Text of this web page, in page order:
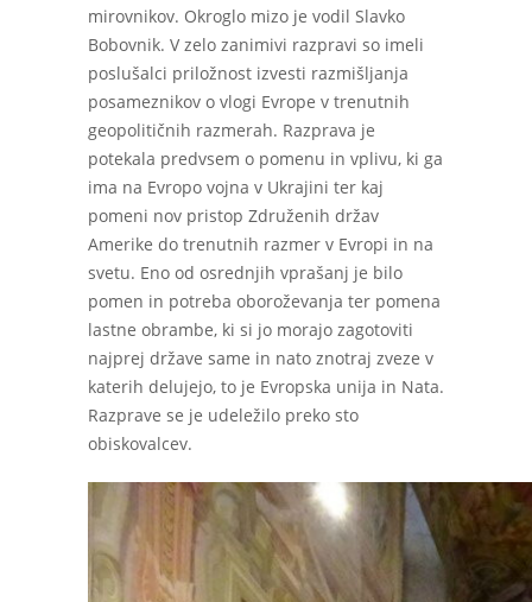
mirovnikov. Okroglo mizo je vodil Slavko
Bobovnik. V zelo zanimivi razpravi so imeli
poslušalci priložnost izvesti razmišljanja
posameznikov o vlogi Evrope v trenutnih
geopolitičnih razmerah. Razprava je
potekala predvsem o pomenu in vplivu, ki ga
ima na Evropo vojna v Ukrajini ter kaj
pomeni nov pristop Združenih držav
Amerike do trenutnih razmer v Evropi in na
svetu. Eno od osrednjih vprašanj je bilo
pomen in potreba oboroževanja ter pomena
lastne obrambe, ki si jo morajo zagotoviti
najprej države same in nato znotraj zveze v
katerih delujejo, to je Evropska unija in Nata.
Razprave se je udeležilo preko sto
obiskovalcev.